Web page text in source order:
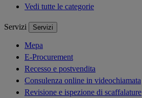
Vedi tutte le categorie
Servizi Servizi
Mepa
E-Procurement
Recesso e postvendita
Consulenza online in videochiamata
Revisione e ispezione di scaffalature